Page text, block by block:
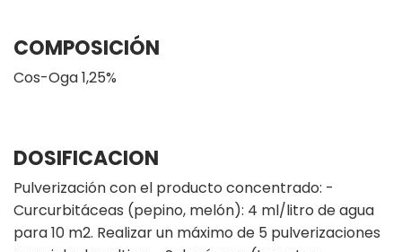
COMPOSICIÓN
Cos-Oga 1,25%
DOSIFICACION
Pulverización con el producto concentrado: -
Curcurbitáceas (pepino, melón): 4 ml/litro de agua
para 10 m2. Realizar un máximo de 5 pulverizaciones